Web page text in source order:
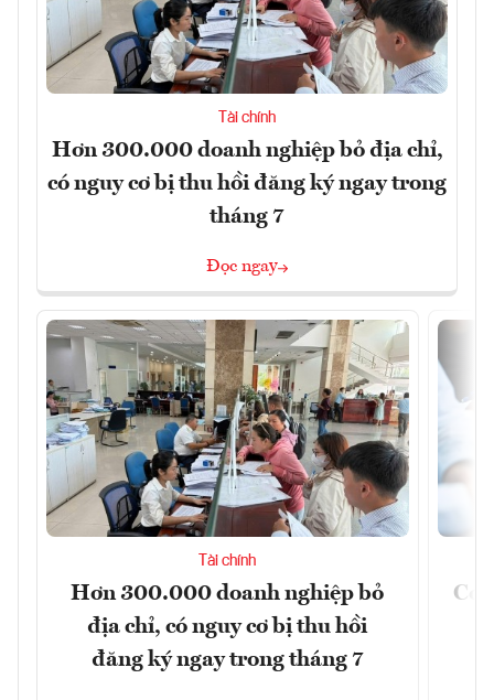
Tài chính
Hơn 300.000 doanh nghiệp bỏ địa chỉ,
có nguy cơ bị thu hồi đăng ký ngay trong
tháng 7
Đọc ngay
Tài chính
Hơn 300.000 doanh nghiệp bỏ
địa chỉ, có nguy cơ bị thu hồi
đăng ký ngay trong tháng 7
Cơ